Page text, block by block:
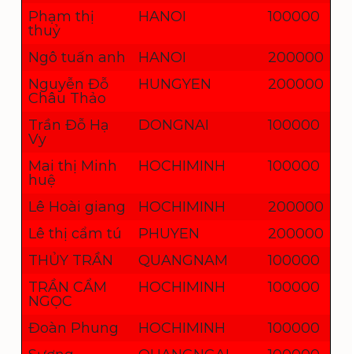
Phạm thị
thuỷ
HANOI 100000
Ngô tuấn anh HANOI
200000
Nguyễn Đỗ
Châu Thảo
HUNGYEN 200000
Trần Đỗ Hạ
Vy
DONGNAI 100000
Mai thị Minh
huệ
HOCHIMINH 100000
Lê Hoài giang HOCHIMINH
200000
Lê thị cẩm tú
PHUYEN
200000
THỦY TRẦN
QUANGNAM
100000
TRẦN CẨM
NGỌC
HOCHIMINH 100000
Đoàn Phung HOCHIMINH
100000